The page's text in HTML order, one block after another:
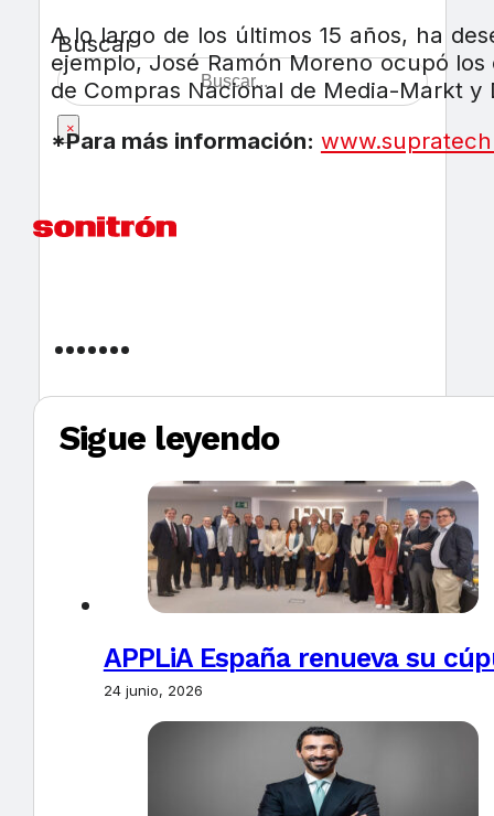
Buscar
×
A lo largo de los últimos 15 años, ha
ejemplo, José Ramón Moreno ocupó
de Compras Nacional de Media-Markt y
*Para más información:
Sigue leyendo
APPLiA España renueva su
24 junio, 2026